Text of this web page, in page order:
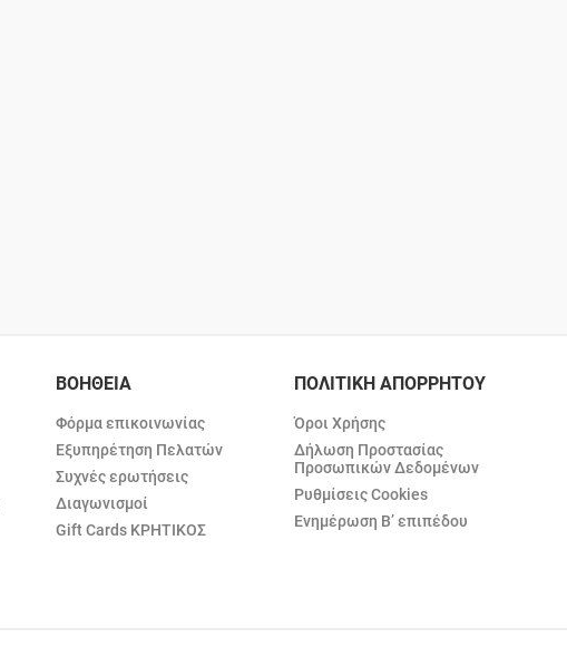
ΒΟΗΘΕΙΑ
Φόρμα επικοινωνίας
Εξυπηρέτηση Πελατών
Συχνές ερωτήσεις
Διαγωνισμοί
Gift Cards ΚΡΗΤΙΚΟΣ
ΠΟΛΙΤΙΚΗ ΑΠΟΡΡΗΤΟΥ
Όροι Χρήσης
Δήλωση Προστασίας
Προσωπικών Δεδομένων
Ρυθμίσεις Cookies
Ενημέρωση Β’ επιπέδου